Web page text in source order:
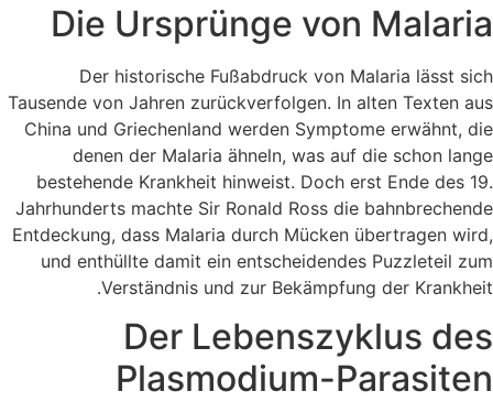
Die Ursprünge von Malaria
Der historische Fußabdruck von Malaria lässt sich
Tausende von Jahren zurückverfolgen. In alten Texten aus
China und Griechenland werden Symptome erwähnt, die
denen der Malaria ähneln, was auf die schon lange
bestehende Krankheit hinweist. Doch erst Ende des 19.
Jahrhunderts machte Sir Ronald Ross die bahnbrechende
Entdeckung, dass Malaria durch Mücken übertragen wird,
und enthüllte damit ein entscheidendes Puzzleteil zum
Verständnis und zur Bekämpfung der Krankheit.
Der Lebenszyklus des
Plasmodium-Parasiten